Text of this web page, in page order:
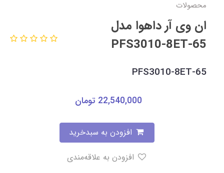
محصولات
ان وی آر داهوا مدل
PFS3010-8ET-65
PFS3010-8ET-65
22,540,000 تومان